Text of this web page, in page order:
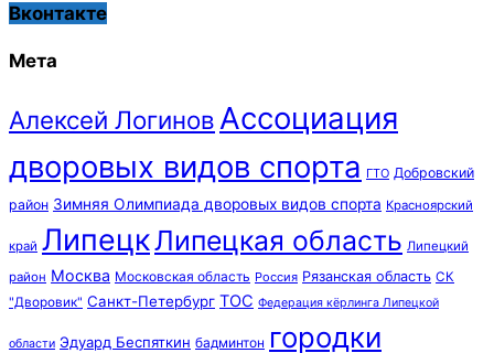
Вконтакте
Мета
Алексей ЛогиновАссоциация
дворовых видов спорта ГТО Добровский
район Зимняя Олимпиада дворовых видов спорта Красноярский
край ЛипецкЛипецкая область Липецкий
район Москва Московская область Россия Рязанская область СК
"Дворовик" Санкт-Петербург ТОС Федерация кёрлинга Липецкой
области Эдуард Беспяткин бадминтон городки